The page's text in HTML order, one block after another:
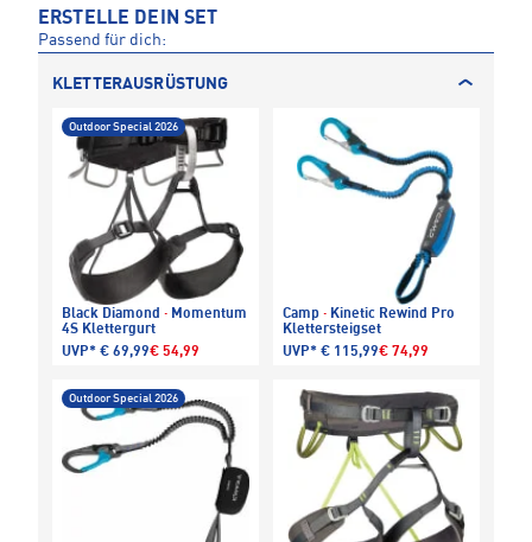
ERSTELLE DEIN SET
Passend für dich:
KLETTERAUSRÜSTUNG
Outdoor Special 2026
Black Diamond · Momentum
4S Klettergurt
UVP* € 69,99€ 54,99
Camp · Kinetic Rewind Pro
Klettersteigset
UVP* € 115,99€ 74,99
Outdoor Special 2026